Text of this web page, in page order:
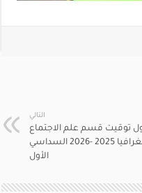
التالي
توقيت قسم علم الاجتماع
والديمغرافيا 2025 -2026 السداسي
الأول